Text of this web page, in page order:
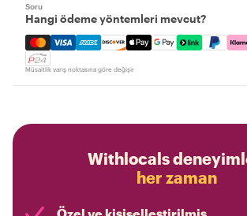
Soru
Hangi ödeme yöntemleri mevcut?
Mastercard, Visa, Amex, Discover,
Müsaitlik varış noktasına göre değişir
Withlocals
her zaman